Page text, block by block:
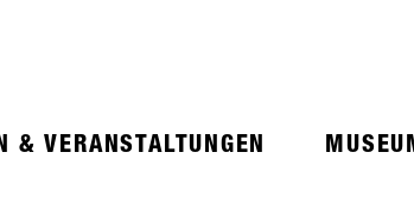
& VERANSTALTUNGEN